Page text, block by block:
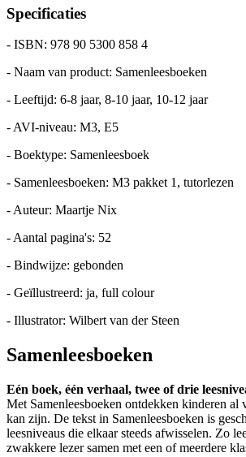
Specificaties
- ISBN: 978 90 5300 858 4
- Naam van product: Samenleesboeken
- Leeftijd: 6-8 jaar, 8-10 jaar, 10-12 jaar
- AVI-niveau: M3, E5
- Boektype: Samenleesboek
- Samenleesboeken: M3 pakket 1, tutorlezen
- Auteur: Maartje Nix
- Aantal pagina's: 52
- Bindwijze: gebonden
- Geïllustreerd: ja, full colour
- Illustrator: Wilbert van der Steen
Samenleesboeken
Eén boek, één verhaal, twee of drie
Met Samenleesboeken ontdekken kinderen al
kan zijn. De tekst in Samenleesboeken is
leesniveaus die elkaar steeds afwisselen. Zo
zwakkere lezer samen met een of meerdere